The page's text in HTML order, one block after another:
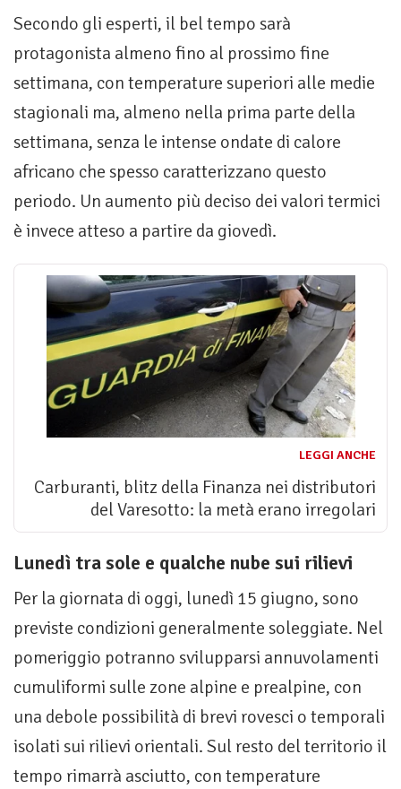
Secondo gli esperti, il bel tempo sarà
protagonista almeno fino al prossimo fine
settimana, con temperature superiori alle medie
stagionali ma, almeno nella prima parte della
settimana, senza le intense ondate di calore
africano che spesso caratterizzano questo
periodo. Un aumento più deciso dei valori termici
è invece atteso a partire da giovedì.
LEGGI ANCHE
Carburanti, blitz della Finanza nei distributori
del Varesotto: la metà erano irregolari
Lunedì tra sole e qualche nube sui rilievi
Per la giornata di oggi, lunedì 15 giugno, sono
previste condizioni generalmente soleggiate. Nel
pomeriggio potranno svilupparsi annuvolamenti
cumuliformi sulle zone alpine e prealpine, con
una debole possibilità di brevi rovesci o temporali
isolati sui rilievi orientali. Sul resto del territorio il
tempo rimarrà asciutto, con temperature